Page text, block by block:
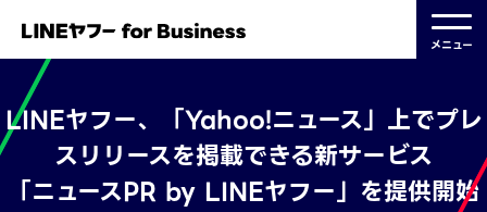
メニュー
LINEヤフー、「Yahoo!ニュース」上でプレ
スリリースを掲載できる新サービス
「ニュースPR by LINEヤフー」を提供開始